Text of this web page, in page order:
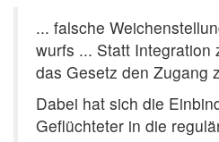
... fal­sche
wurfs ... Statt Inte­gra­ti­on
das Gesetz den Zugang
Dabei hat sich die
Geflüch­te­ter in die